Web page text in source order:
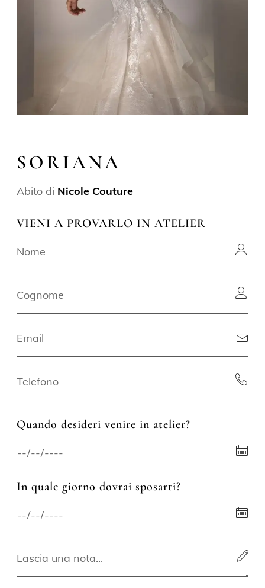
SORIANA
Abito di Nicole Couture
VIENI A PROVARLO IN ATELIER
Quando desideri venire in atelier?
In quale giorno dovrai sposarti?